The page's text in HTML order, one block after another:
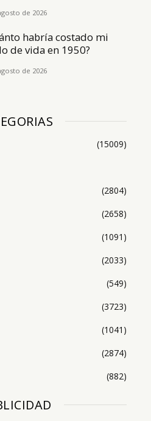
de 2026
habría costado mi
de vida en 1950?
de 2026
(15009)
(2804)
(2658)
(1091)
(2033)
(549)
(3723)
(1041)
(2874)
(882)